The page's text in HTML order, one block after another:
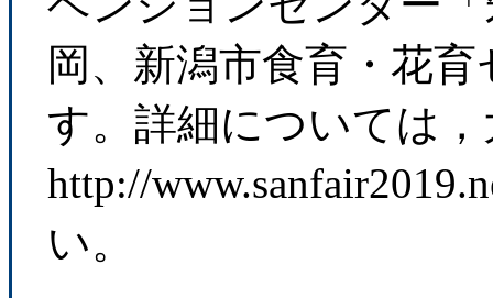
岡、新潟市食育・花
す。詳細については
http://
い。